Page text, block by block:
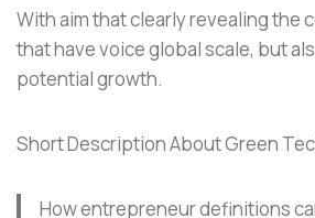
With aim that clearly revealing
that have voice global scale, but
potential growth.
Short Description About Green
How entrepreneur definitions